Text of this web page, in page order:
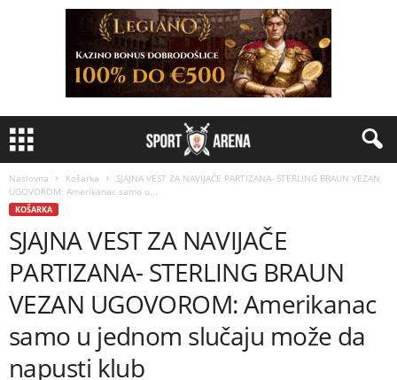
Naslovna Košarka
SJAJNA VEST ZA NAVIJAČE PARTIZANA- STERLING BRAUN VEZAN
UGOVOROM: Amerikanac samo u...
KOŠARKA
SJAJNA VEST ZA NAVIJAČE
PARTIZANA- STERLING BRAUN
VEZAN UGOVOROM: Amerikanac
samo u jednom slučaju može da
napusti klub